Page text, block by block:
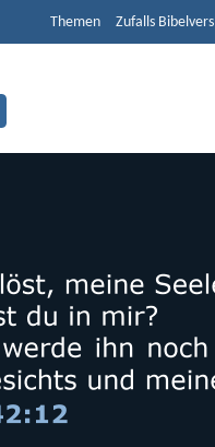
Themen Zufalls Bibelvers